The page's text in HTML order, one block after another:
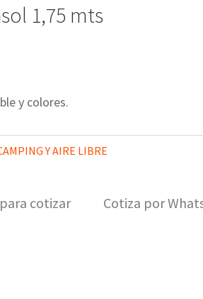
1,75 mts
y colores.
Y AIRE LIBRE
cotizar Cotiza por